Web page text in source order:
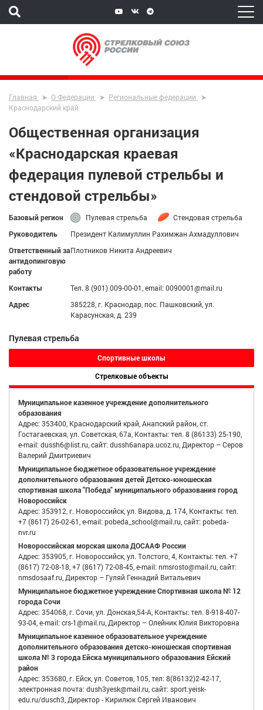
Главная О Федерации
Региональные федерации
Краснодарский край
Общественная организация
«Краснодарская краевая
федерация пулевой стрельбы и
стендовой стрельбы»
Базовый регион Пулевая стрельба
Стендовая стрельба
Руководитель
Президент Калимуллин Рахимжан Ахмадуллович
Ответственный за
антидопинговую
работу
Плотников Никита Андреевич
Контакты
Тел. 8 (901) 009-00-01, email: 0090001@mail.ru
Адрес
385228, г. Краснодар, пос. Пашковский, ул.
Карасунская, д. 239
Пулевая стрельба
Спортивные школы
Стрелковые объекты
Муниципальное казенное учреждение дополнительного
образования
Адрес: 353400, Краснодарский край, Анапский район, ст.
Гостагаевская, ул. Советская, 67а, Контакты: тел. 8 (86133) 25-190,
e-mail: dussh6@list.ru, сайт: dussh6anapa.ucoz.ru, Директор – Серов
Валерий Дмитриевич
Муниципальное бюджетное образовательное учреждение
дополнительного образования детей Детско-юношеская
спортивная школа "Победа" муниципального образования город
Новороссийск
Адрес: 353912, г. Новороссийск, ул. Видова, д. 174, Контакты: тел.
+7 (8617) 26-02-61, e-mail: pobeda_school@mail.ru, сайт: pobeda-
nvr.ru
Новороссийская морская школа ДОСААФ России
Адрес: 353905, г. Новороссийск, ул. Толстого, 4, Контакты: тел. +7
(8617) 72-08-18, +7 (8617) 72-08-45, e-mail: nmsrosto@mail.ru, сайт:
nmsdosaaf.ru, Директор – Гуляй Геннадий Витальевич
Муниципальное бюджетное учреждение Спортивная школа № 12
города Сочи
Адрес: 354068, г. Сочи, ул. Донская,54-А, Контакты: тел. 8-918-407-
93-04, e-mail: crs-1@mail.ru, Директор – Олейник Юлия Викторовна
Муниципальное казенное образовательное учреждение
дополнительного образования детско-юношеская спортивная
школа № 3 города Ейска муниципального образования Ейский
район
Адрес: 353680, г. Ейск, ул. Советов, 105, тел: 8(86132)2-42-17,
электронная почта: dush3yesk@mail.ru, сайт: sport.yeisk-
edu.ru/dusch3, Директор - Кирилюк Сергей Иванович